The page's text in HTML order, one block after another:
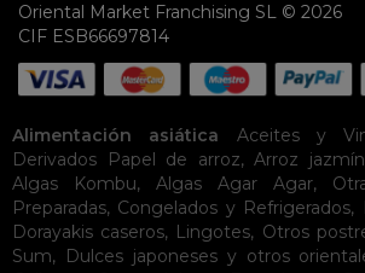
Oriental Market Franchising SL © 2026
CIF ESB66697814
Alimentación asiática Aceites y
Derivados
Papel de arroz, Arroz jazmín
Algas Kombu, Algas Agar Agar,
Preparadas, Congelados y Refrigerados,
Dorayakis caseros, Lingotes, Otros
Sum, Dulces japoneses y otros